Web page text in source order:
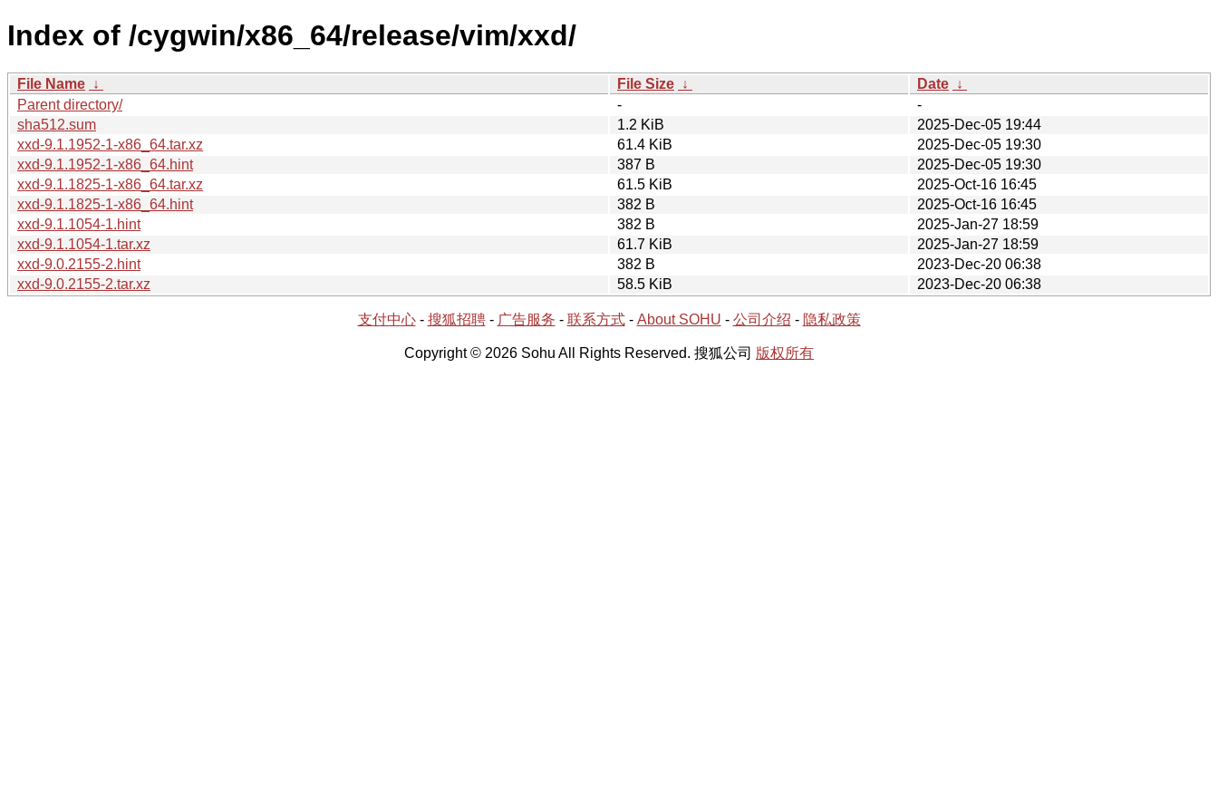
Index of /cygwin/x86_64/release/vim/xxd/
File Name ↓ File Size ↓ Date ↓
Parent directory/
-
-
sha512.sum
1.2 KiB
2025-Dec-05 19:44
xxd-9.1.1952-1-x86_64.tar.xz
61.4 KiB
2025-Dec-05 19:30
xxd-9.1.1952-1-x86_64.hint
387 B
2025-Dec-05 19:30
xxd-9.1.1825-1-x86_64.tar.xz
61.5 KiB
2025-Oct-16 16:45
xxd-9.1.1825-1-x86_64.hint
382 B
2025-Oct-16 16:45
xxd-9.1.1054-1.hint
382 B
2025-Jan-27 18:59
xxd-9.1.1054-1.tar.xz
61.7 KiB
2025-Jan-27 18:59
xxd-9.0.2155-2.hint
382 B
2023-Dec-20 06:38
xxd-9.0.2155-2.tar.xz
58.5 KiB 2023-Dec-20 06:38
支付中心- 搜狐招聘- 广告服务 - 联系方式- About SOHU - 公司介绍 - 隐私政策
Copyright © 2026 Sohu All Rights Reserved. 搜狐公司 版权所有